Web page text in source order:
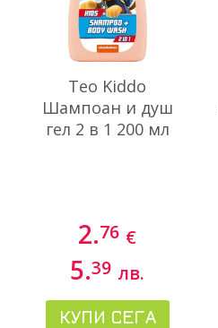
Teo Kiddo
Шампоан и душ
гел 2 в 1 200 мл
2.76 €
5.39 лв.
КУПИ СЕГА